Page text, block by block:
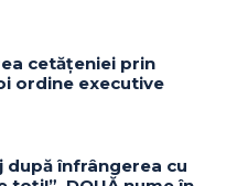
cetățeniei prin
ordine executive
după înfrângerea cu